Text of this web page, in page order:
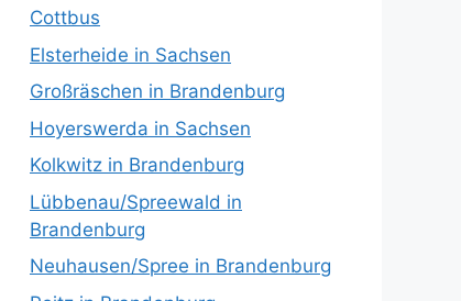
Cottbus
Elsterheide in Sachsen
Großräschen in Brandenburg
Hoyerswerda in Sachsen
Kolkwitz in Brandenburg
Lübbenau/Spreewald in
Brandenburg
Neuhausen/Spree in Brandenburg